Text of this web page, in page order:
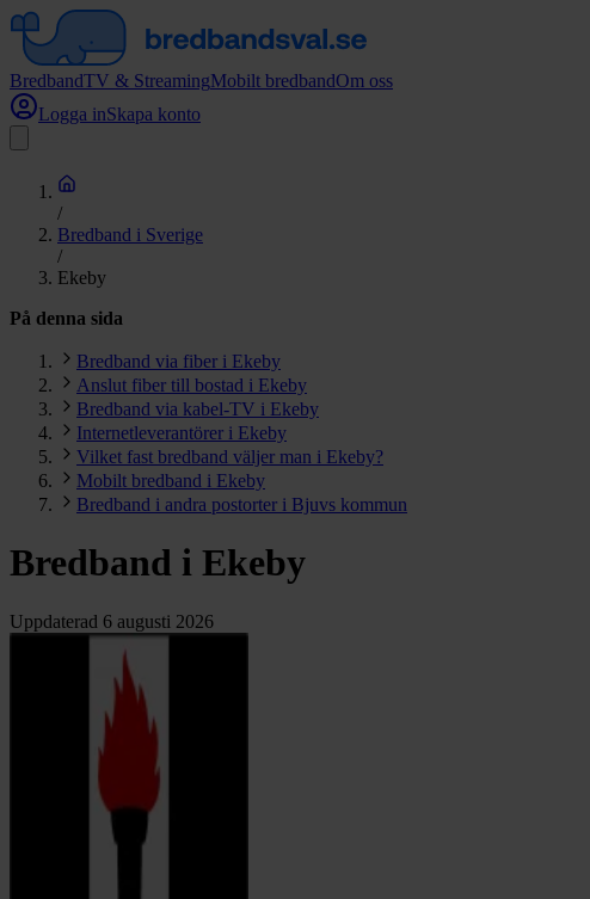
BredbandTV & StreamingMobilt bredbandOm oss
Logga inSkapa konto
/
Bredband i Sverige
/
Ekeby
På denna sida
Bredband via fiber i Ekeby
Anslut fiber till bostad i Ekeby
Bredband via kabel-TV i Ekeby
Internetleverantörer i Ekeby
Vilket fast bredband väljer man i Ekeby?
Mobilt bredband i Ekeby
Bredband i andra postorter i Bjuvs kommun
Bredband i Ekeby
Uppdaterad 6 augusti 2026